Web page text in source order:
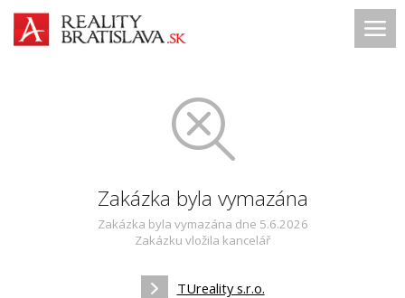
Zakázka byla vymazána
Zakázka byla vymazána dne 5.6.2026
Zakázku vložila kancelář
TUreality s.r.o.